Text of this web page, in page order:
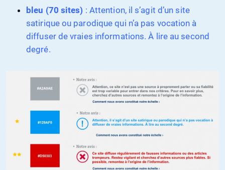
bleu (70 sites) : Attention, il s’agit d’un site
satirique ou parodique qui n’a pas vocation à
diffuser de vraies informations. À lire au second
degré.